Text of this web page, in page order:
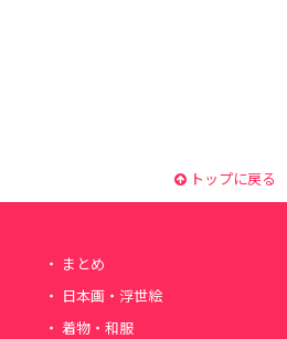
トップに戻る
まとめ
日本画・浮世絵
着物・和服